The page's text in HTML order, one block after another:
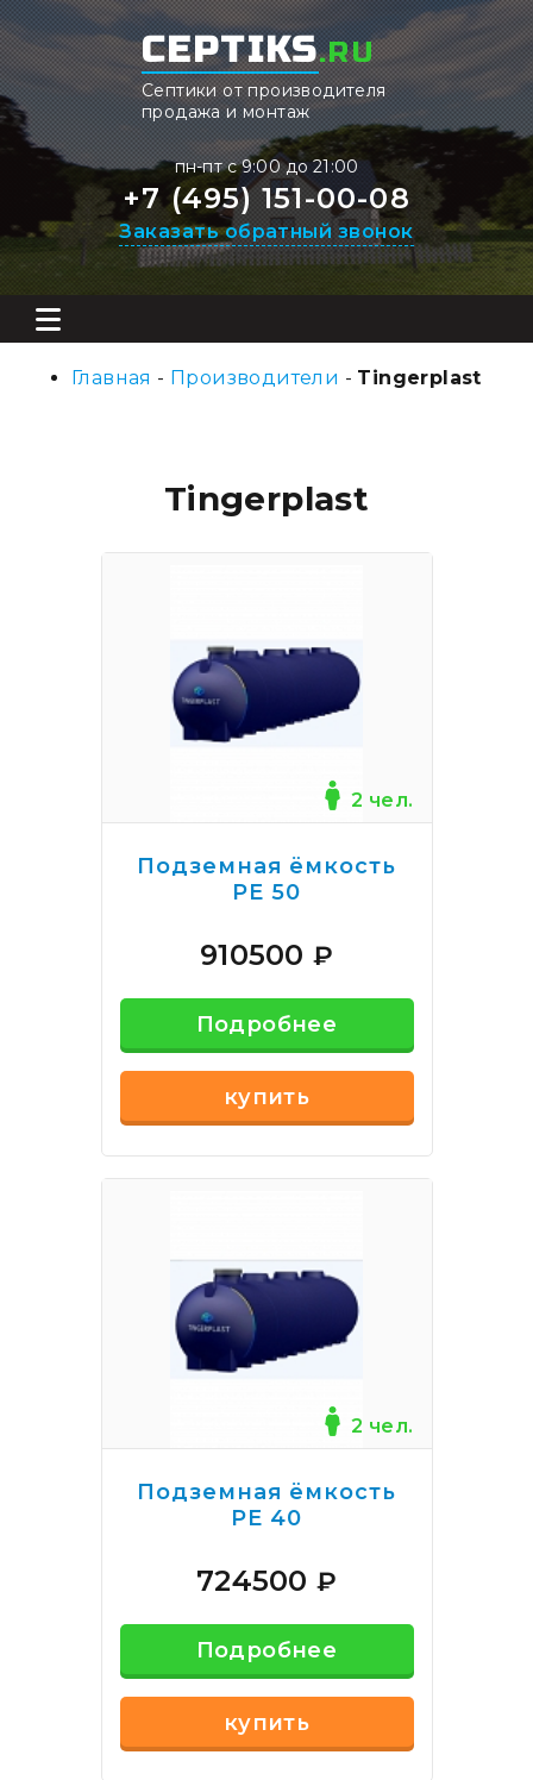
CEPTIKS.RU
Септики от производителя
продажа и монтаж
пн-пт с 9:00 до 21:00
+7 (495) 151-00-08
Заказать обратный звонок
Главная - Производители - Tingerplast
Tingerplast
2 чел.
Подземная ёмкость
РЕ 50
910500 ₽
Подробнее
купить
2 чел.
Подземная ёмкость
РЕ 40
724500 ₽
Подробнее
купить